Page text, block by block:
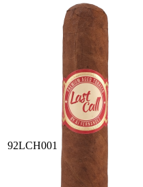
92LCH001